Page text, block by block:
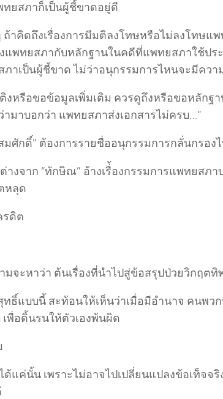
ยสภาก็เป็นผู้ชี้ขาดอยู่ดี
ถ้าคิดถึงเรื่องการมีมติลงโทษหรือไม่ลงโทษแ
แพทยสภากับหลักฐานในคดีที่แพทยสภาใช้ปร
ภาเป็นผู้ชี้ขาด ไม่ว่าอนุกรรมการไหนจะมีควา
งหรือขอข้อมูลเพิ่มเติม ควรดูถึงหรือขอหลักฐ
มาบอกว่า แพทยสภาส่งเอกสารไม่ครบ…”
มศักดิ์” ต้องการรายชื่ออนุกรรมการกลั่นกรอง
างจาก “ทักษิณ” อ้างเรื่้องกรรมการแพทยสภ
หลุด
รดิต
มจะหาว่า ต้นเรื่องที่นำไปสู่ข้อสรุปป่วยวิกฤตทิ
ทธิ์แบบนี้ สะท้อนให้เห็นว่าเมื่อมีอำนาจ คนพว
พื่อดิ้นรนให้ตัวเองพ้นผิด
ด้แค่นั้น เพราะไม่อาจไปเปลี่ยนแปลงข้อเท็จจ